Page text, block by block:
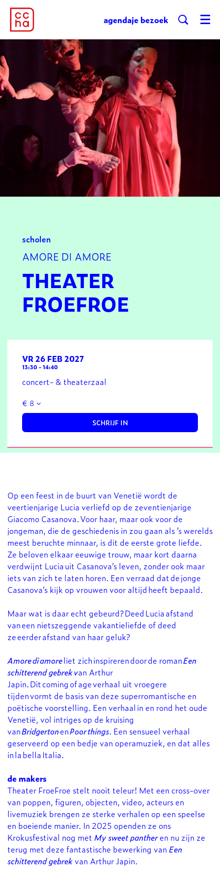
agendaje bezoek Menu
scholen
AMORE DI AMORE
THEATER
FROEFROE
VR 26 FEB 2027
13:30 -14:40
concert- & theaterzaal
€ 8
SCHRIJF IN
Op een feest in de buurt van Venetië wordt de
veertienjarige Lucia verliefd op de zeventienjarige
Giacomo Casanova. Voor haar, maar ook voor de
jongeman, die de geschiedenis in zou gaan als ’s werelds
meest beruchte minnaar, is dit de eerste grote liefde.
Ze beloven elkaar eeuwige trouw, maar kort daarna
verdwijnt Lucia uit Casanova’s leven, zonder ook maar
iets van zich te laten horen. Een verraad dat de jonge
Casanova’s kijk op vrouwen voor altijd heeft bepaald.
Maar wat is daar echt gebeurd? Deed Lucia afstand
van een nietszeggende vakantieliefde of deed
ze eerder afstand van haar geluk?
Amore di amoreliet zich inspireren door de romanEen
schitterend gebrek van Arthur
Japin. Dit coming of age verhaal uit vroegere
tijden vormt de basis van deze superromantische en
poëtische voorstelling. Een verhaal in en rond het oude
Venetië, vol intriges op de kruising
vanBridgertonenPoor things. Een sensueel verhaal
geserveerd op een bedje van operamuziek, en dat alles
in la bella Italia.
de makers
Theater FroeFroe stelt nooit teleur! Met een cross-over
van poppen, figuren, objecten, video, acteurs en
livemuziek brengen ze sterke verhalen op een speelse
en boeiende manier. In 2025 openden ze ons
Krokusfestival nog met My sweet pantheren nu zijn ze
terug met deze fantastische bewerking van Een
schitterend gebrekvan Arthur Japin.
Inzoomen